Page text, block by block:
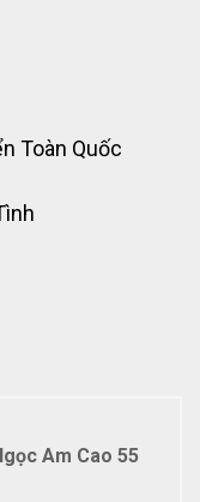
Toàn Quốc
Am Cao 55